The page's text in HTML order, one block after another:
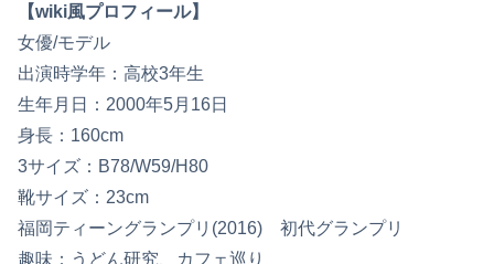
【wiki風プロフィール】
女優/モデル
出演時学年：高校3年生
生年月日：2000年5月16日
身長：160cm
3サイズ：B78/W59/H80
靴サイズ：23cm
福岡ティーングランプリ(2016) 初代グランプリ
趣味：うどん研究、カフェ巡り